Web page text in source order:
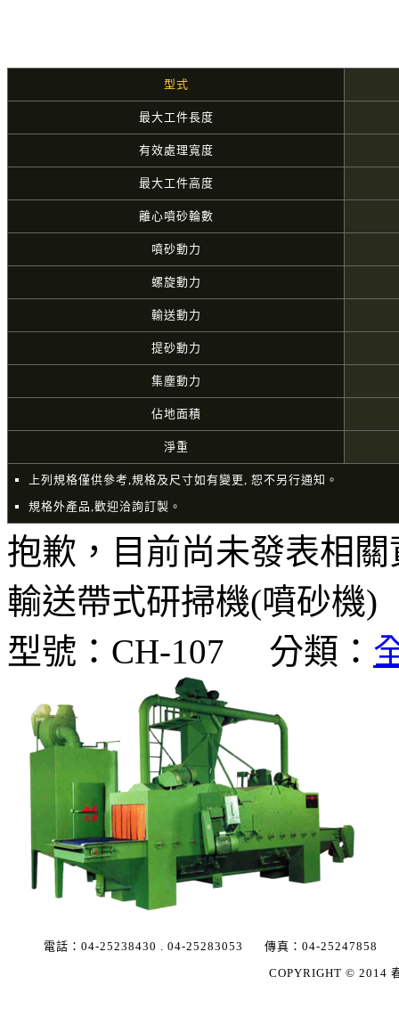
型式
最大工件長度
有效處理寬度
最大工件高度
離心噴砂輪數
噴砂動力
螺旋動力
輸送動力
提砂動力
集塵動力
佔地面積
淨重
上列規格僅供參考,規格及尺寸如有變更, 恕不另行通知。
規格外產品,歡迎洽詢訂製。
抱歉，目前尚未發表相關
輸送帶式研掃機(噴砂機)
型號： CH-107 分類：
電話： 04-25238430 04-25283053 傳真： 04-25247858
COPYRIGHT © 2014